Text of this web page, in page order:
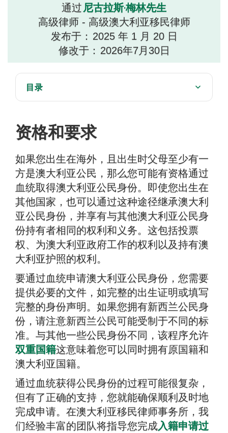
通过 尼古拉斯·梅林先生
高级律师 - 高级澳大利亚移民律师
发布于： 2025 年 1 月 20 日
修改于： 2026年7月30日
目录
什么是性格测试
申请入籍的常见错误
费用是多少？
处理时间是多长？
摘要
资格和要求
如果您出生在海外，且出生时父母至少有一
方是澳大利亚公民，那么您可能有资格通过
血统取得澳大利亚公民身份。即使您出生在
其他国家，也可以通过这种途径继承澳大利
亚公民身份，并享有与其他澳大利亚公民身
份持有者相同的权利和义务。这包括投票
权、为澳大利亚政府工作的权利以及持有澳
大利亚护照的权利。
要通过血统申请澳大利亚公民身份，您需要
提供必要的文件，如完整的出生证明或填写
完整的身份声明。如果您拥有新西兰公民身
份，请注意新西兰公民可能受制于不同的标
准。与其他一些公民身份不同，该程序允许
双重国籍这意味着您可以同时拥有原国籍和
澳大利亚国籍。
通过血统获得公民身份的过程可能很复杂，
但有了正确的支持，您就能确保顺利及时地
完成申请。在澳大利亚移民律师事务所，我
们经验丰富的团队将指导您完成入籍申请过